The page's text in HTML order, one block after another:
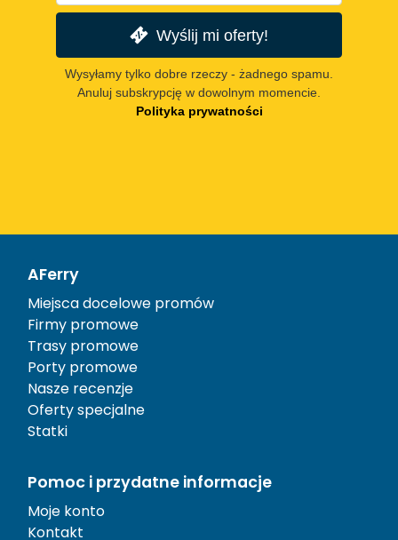
Wyślij mi oferty!
Wysyłamy tylko dobre rzeczy - żadnego spamu.
Anuluj subskrypcję w dowolnym momencie.
Polityka prywatności
AFerry
Miejsca docelowe promów
Firmy promowe
Trasy promowe
Porty promowe
Nasze recenzje
Oferty specjalne
Statki
Pomoc i przydatne informacje
Moje konto
Kontakt